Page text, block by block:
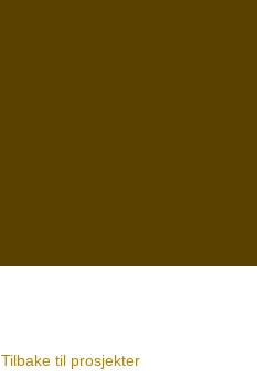
Tilbake til prosjekter